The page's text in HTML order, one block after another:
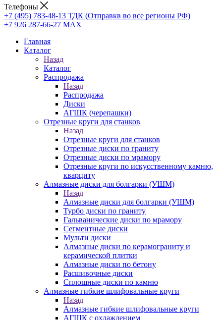
Телефоны
+7 (495) 783-48-13 ТДК (Отправкв во все регионы РФ)
+7 926 287-66-27 МАХ
Главная
Каталог
Назад
Каталог
Распродажа
Назад
Распродажа
Диски
АГШК (черепашки)
Отрезные круги для станков
Назад
Отрезные круги для станков
Отрезные диски по граниту
Отрезные диски по мрамору
Отрезные круги по искусственному камню,
кварциту
Алмазные диски для болгарки (УШМ)
Назад
Алмазные диски для болгарки (УШМ)
Турбо диски по граниту
Гальванические диски по мрамору
Сегментные диски
Мульти диски
Алмазные диски по керамограниту и
керамической плитки
Алмазные диски по бетону
Расшивочные диски
Сплошные диски по камню
Алмазные гибкие шлифовальные круги
Назад
Алмазные гибкие шлифовальные круги
АГШК с охлаждением